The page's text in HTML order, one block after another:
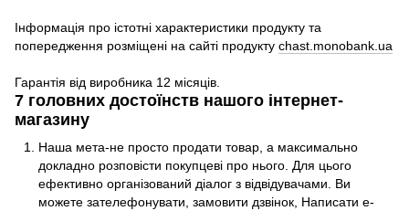
Інформація про істотні характеристики продукту та
попередження розміщені на сайті продукту chast.monobank.ua
Гарантія від виробника 12 місяців.
7 головних достоїнств нашого інтернет-
магазину
Наша мета-не просто продати товар, а максимально
докладно розповісти покупцеві про нього. Для цього
ефективно організований діалог з відвідувачами. Ви
можете зателефонувати, замовити дзвінок, Написати e-